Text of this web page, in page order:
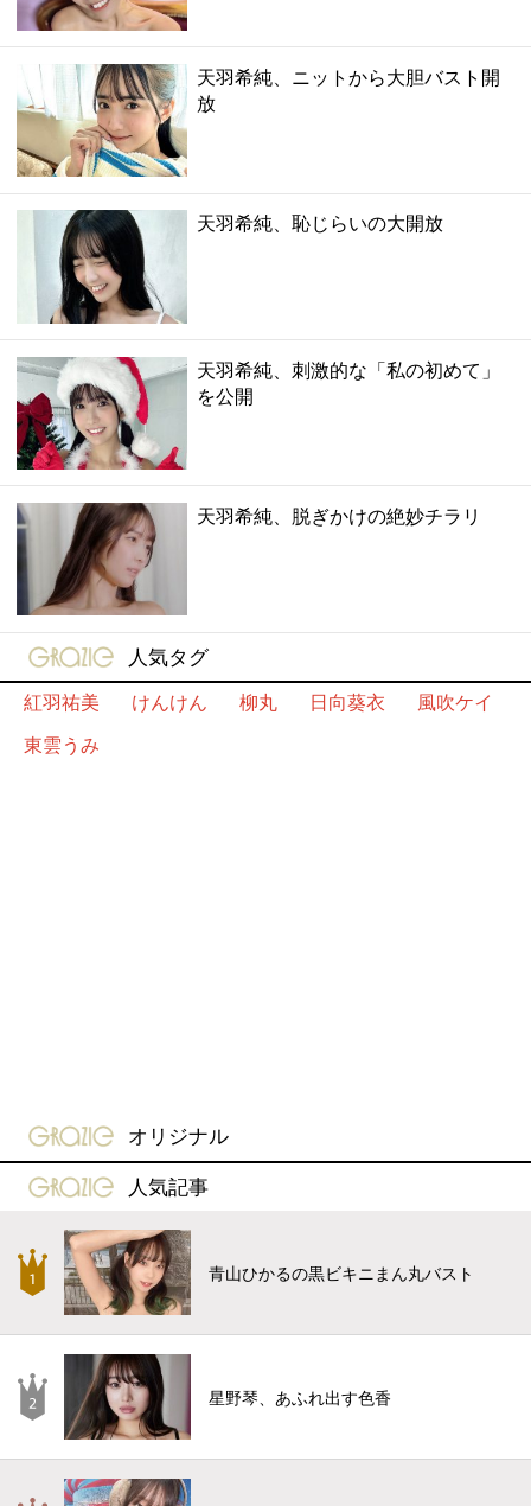
天羽希純、ニットから大胆バスト開
放
天羽希純、恥じらいの大開放
天羽希純、刺激的な「私の初めて」
を公開
天羽希純、脱ぎかけの絶妙チラリ
gravure-grazie
人気タグ
紅羽祐美
けんけん 柳丸 日向葵衣
風吹ケイ
東雲うみ
gravure-grazie
オリジナル
gravure-grazie
人気記事
青山ひかるの黒ビキニまん丸バスト
星野琴、あふれ出す色香